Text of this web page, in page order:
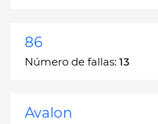
86
Número de fallas: 13
Avalon